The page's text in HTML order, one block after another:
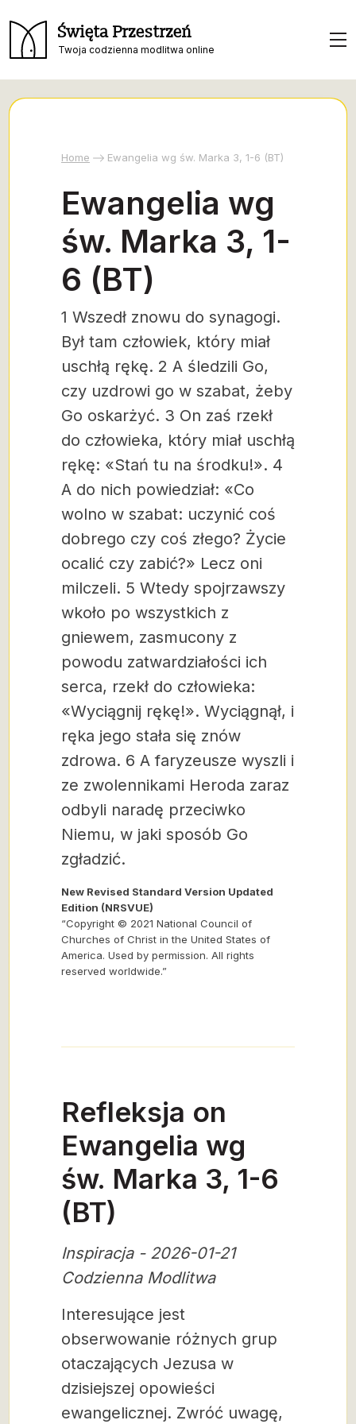
Święta Przestrzeń
Twoja codzienna modlitwa online
Home Ewangelia wg św. Marka 3, 1-6 (BT)
Ewangelia wg
św. Marka 3, 1-
6 (BT)
1 Wszedł znowu do synagogi.
Był tam człowiek, który miał
uschłą rękę. 2 A śledzili Go,
czy uzdrowi go w szabat, żeby
Go oskarżyć. 3 On zaś rzekł
do człowieka, który miał uschłą
rękę: «Stań tu na środku!». 4
A do nich powiedział: «Co
wolno w szabat: uczynić coś
dobrego czy coś złego? Życie
ocalić czy zabić?» Lecz oni
milczeli. 5 Wtedy spojrzawszy
wkoło po wszystkich z
gniewem, zasmucony z
powodu zatwardziałości ich
serca, rzekł do człowieka:
«Wyciągnij rękę!». Wyciągnął, i
ręka jego stała się znów
zdrowa. 6 A faryzeusze wyszli i
ze zwolennikami Heroda zaraz
odbyli naradę przeciwko
Niemu, w jaki sposób Go
zgładzić.
New Revised Standard Version Updated
Edition (NRSVUE)
“Copyright © 2021 National Council of
Churches of Christ in the United States of
America. Used by permission. All rights
reserved worldwide.”
Refleksja on
Ewangelia wg
św. Marka 3, 1-6
(BT)
Inspiracja - 2026-01-21
Codzienna Modlitwa
Interesujące jest
obserwowanie różnych grup
otaczających Jezusa w
dzisiejszej opowieści
ewangelicznej. Zwróć uwagę,